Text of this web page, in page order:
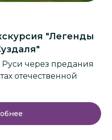
"Легенды
через предания
отечественной